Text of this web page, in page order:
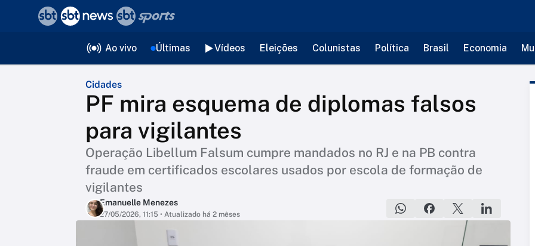
Ao vivo Últimas Vídeos Eleições Colunistas Política Brasil Economia
Cidades
PF mira esquema de diplomas falsos
para vigilantes
Operação Libellum Falsum cumpre mandados no RJ e na PB contra
fraude em certificados escolares usados por escola de formação de
vigilantes
Emanuelle Menezes
27/05/2026, 11:15 • Atualizado há 2 mêses
voltar
Editorias